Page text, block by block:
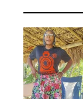
anuncia
gratuitas